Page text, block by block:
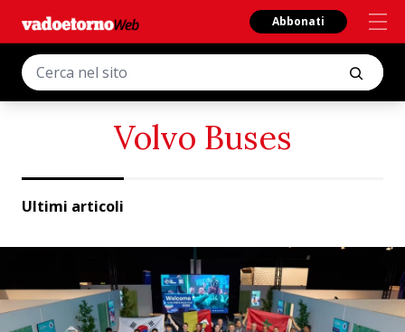
Abbonati
Volvo Buses
Ultimi articoli